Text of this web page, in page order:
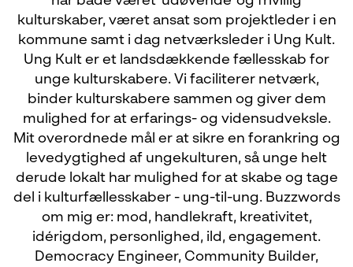
kulturskaber, været ansat som projektleder i en
kommune samt i dag netværksleder i Ung Kult.
Ung Kult er et landsdækkende fællesskab for
unge kulturskabere. Vi faciliterer netværk,
binder kulturskabere sammen og giver dem
mulighed for at erfarings- og vidensudveksle.
Mit overordnede mål er at sikre en forankring og
levedygtighed af ungekulturen, så unge helt
derude lokalt har mulighed for at skabe og tage
del i kulturfællesskaber - ung-til-ung. Buzzwords
om mig er: mod, handlekraft, kreativitet,
idérigdom, personlighed, ild, engagement.
Democracy Engineer, Community Builder,